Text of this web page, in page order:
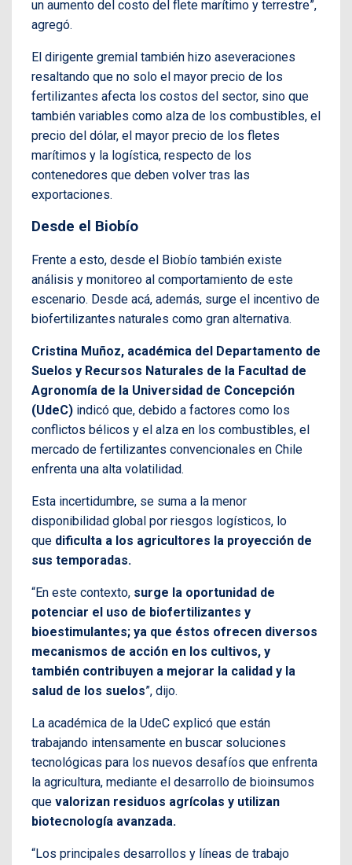
un aumento del costo del flete marítimo y terrestre”,
agregó.
El dirigente gremial también hizo aseveraciones
resaltando que no solo el mayor precio de los
fertilizantes afecta los costos del sector, sino que
también variables como alza de los combustibles, el
precio del dólar, el mayor precio de los fletes
marítimos y la logística, respecto de los
contenedores que deben volver tras las
exportaciones.
Desde el Biobío
Frente a esto, desde el Biobío también existe
análisis y monitoreo al comportamiento de este
escenario. Desde acá, además, surge el incentivo de
biofertilizantes naturales como gran alternativa.
Cristina Muñoz, académica del Departamento de
Suelos y Recursos Naturales de la Facultad de
Agronomía de la Universidad de Concepción
(UdeC) indicó que, debido a factores como los
conflictos bélicos y el alza en los combustibles, el
mercado de fertilizantes convencionales en Chile
enfrenta una alta volatilidad.
Esta incertidumbre, se suma a la menor
disponibilidad global por riesgos logísticos, lo
que dificulta a los agricultores la proyección de
sus temporadas.
“En este contexto, surge la oportunidad de
potenciar el uso de biofertilizantes y
bioestimulantes; ya que éstos ofrecen diversos
mecanismos de acción en los cultivos, y
también contribuyen a mejorar la calidad y la
salud de los suelos”, dijo.
La académica de la UdeC explicó que están
trabajando intensamente en buscar soluciones
tecnológicas para los nuevos desafíos que enfrenta
la agricultura, mediante el desarrollo de bioinsumos
que valorizan residuos agrícolas y utilizan
biotecnología avanzada.
“Los principales desarrollos y líneas de trabajo